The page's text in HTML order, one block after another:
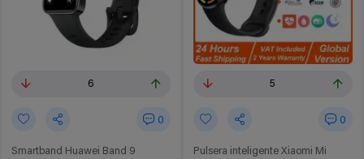
6
0
Smartband Huawei Band 9
5
0
Pulsera inteligente Xiaomi Mi